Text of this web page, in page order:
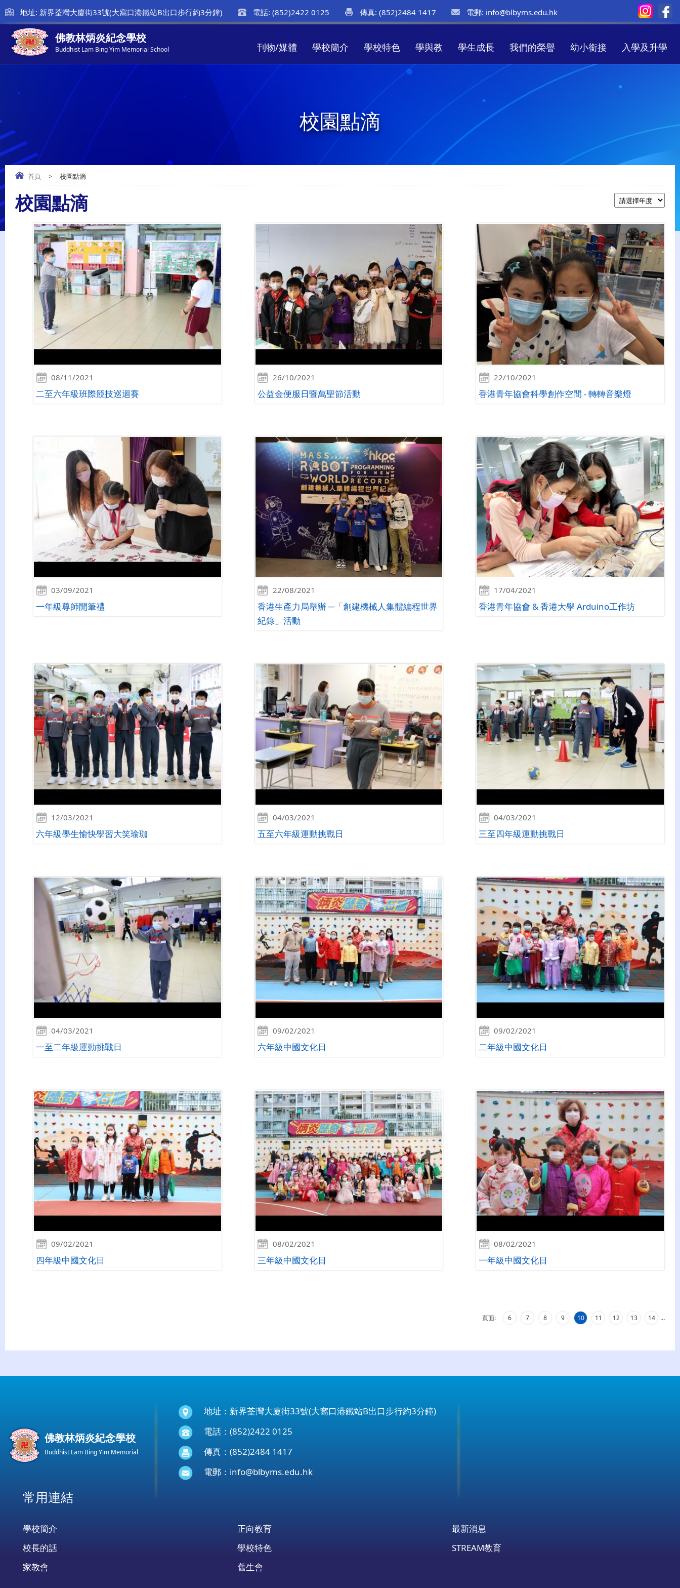
地址: 新界荃灣大廈街33號(大窩口港鐵站B出口步行約3分鐘) 電話: (852)2422 0125 傳真: (852)2484 1417 電郵: info@blbyms.edu.hk
佛教林炳炎紀念學校
Buddhist Lam Bing Yim Memorial School 刊物/媒體 學校簡介 學校特色 學與教 學生成長 我們的榮譽 幼小銜接 入學及升學
校園點滴
首頁 > 校園點滴
校園點滴
08/11/2021
二至六年級班際競技巡迴賽
26/10/2021
公益金便服日暨萬聖節活動
22/10/2021
香港青年協會科學創作空間 - 轉轉音樂燈
03/09/2021
一年級尊師開筆禮
22/08/2021
香港生產力局舉辦 ─「創建機械人集體編程世界
紀錄」活動
17/04/2021
香港青年協會 & 香港大學 Arduino工作坊
12/03/2021
六年級學生愉快學習大笑瑜珈
04/03/2021
五至六年級運動挑戰日
04/03/2021
三至四年級運動挑戰日
04/03/2021
一至二年級運動挑戰日
09/02/2021
六年級中國文化日
09/02/2021
二年級中國文化日
09/02/2021
四年級中國文化日
08/02/2021
三年級中國文化日
08/02/2021
一年級中國文化日
頁面: …
6 7 8 9 10 11 12 13 14
佛教林炳炎紀念學校
Buddhist Lam Bing Yim Memorial
地址：新界荃灣大廈街33號(大窩口港鐵站B出口步行約3分鐘)
電話：(852)2422 0125
傳真：(852)2484 1417
電郵： info@blbyms.edu.hk
常用連結
學校簡介 正向教育
最新消息
校長的話
學校特色
STREAM教育
家教會
舊生會